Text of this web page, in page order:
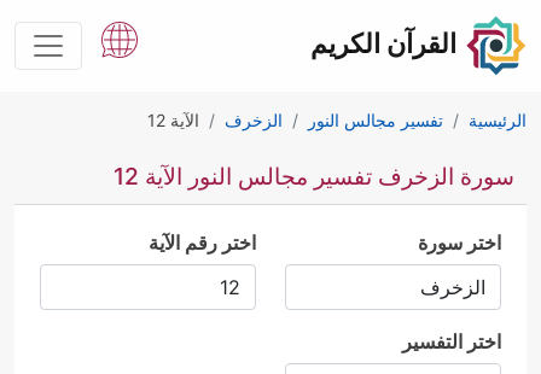
القرآن الكريم
الرئيسية تفسير مجالس النور الزخرف الآية 12
سورة الزخرف تفسير مجالس النور الآية 12
اختر سورة اختر رقم الآية
اختر التفسير